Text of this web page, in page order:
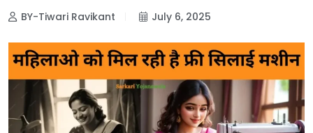
BY-Tiwari Ravikant July 6, 2025